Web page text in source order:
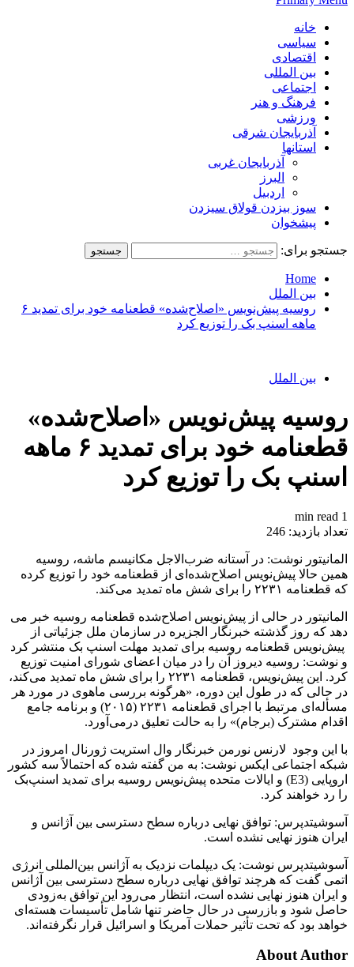
خانه
سیاسی
اقتصادی
بین المللی
اجتماعی
فرهنگ و هنر
ورزشی
آذربایجان شرقی
استانها
آذربایجان غربی
البرز
اردبیل
سوز بیزدن قولاق سیزدن
پیشخوان
جستجو برای:
Home
بین الملل
روسیه پیش‌نویس «اصلاح‌شده» قطعنامه خود برای تمدید ۶
ماهه اسنپ بک را توزیع کرد
بین الملل
روسیه پیش‌نویس «اصلاح‌شده»
قطعنامه خود برای تمدید ۶ ماهه
اسنپ بک را توزیع کرد
1 min read
تعداد بازدید: 246
المانیتور نوشت: در آستانه ضرب‌الاجل مکانیسم ماشه، روسیه
همین حالا پیش‌نویس اصلاح‌شده‌ای از قطعنامه خود را توزیع کرده
که قطعنامه ۲۲۳۱ را برای شش ماه تمدید می‌کند.
المانیتور در حالی از پیش‌نویس اصلاح‌شده‌ قطعنامه روسیه خبر می
دهد که روز گذشته خبرنگار الجزیره در سازمان ملل جزئیاتی از
پیش‌نویس قطعنامه روسیه برای تمدید مهلت اسنپ بک منتشر کرد
و نوشت: روسیه دیروز آن را در میان اعضای شورای امنیت توزیع
کرد. این پیش‌نویس، قطعنامه ۲۲۳۱ را برای شش ماه تمدید می‌کند،
در حالی که در طول این دوره، «هرگونه بررسی ماهوی در مورد هر
مسأله‌ای مرتبط با اجرای قطعنامه ۲۲۳۱ (۲۰۱۵) و برنامه جامع
اقدام مشترک (برجام)» را به حالت تعلیق درمی‌آورد.
با این وجود لارنس نورمن خبرنگار وال استریت ژورنال امروز در
شبکه اجتماعی ایکس نوشت: به من گفته شده که احتمالاً سه کشور
اروپایی (E3) و ایالات متحده پیش‌نویس روسیه برای تمدید اسنپ‌بک
را رد خواهند کرد.
آسوشیتدپرس: توافق نهایی درباره سطح دسترسی بین آژانس و
ایران هنوز نهایی نشده است.
آسوشیتدپرس نوشت: یک دیپلمات نزدیک به آژانس بین‌المللی انرژی
اتمی گفت که هرچند توافق نهایی درباره سطح دسترسی بین آژانس
و ایران هنوز نهایی نشده است، انتظار می‌رود این توافق به‌زودی
حاصل شود و بازرسی در حال حاضر تنها شامل تأسیسات هسته‌ای
خواهد بود که تحت تأثیر حملات آمریکا و اسرائیل قرار نگرفته‌اند.
About Author